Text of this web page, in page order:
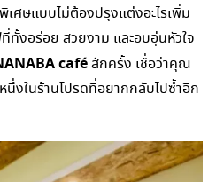
ศษแบบไม่ต้องปรุงแต่งอะไรเพิ่ม
ทั้งอร่อย สวยงาม และอบอุ่นหัวใจ
caféสักครั้ง เชื่อว่าคุณ
นึ่งในร้านโปรดที่อยากกลับไปซ้ำอีก